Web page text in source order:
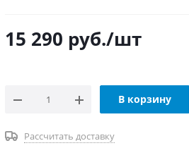
15 290 руб./шт
В корзину
Рассчитать доставку